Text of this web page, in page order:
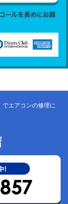
エアコンの修理に